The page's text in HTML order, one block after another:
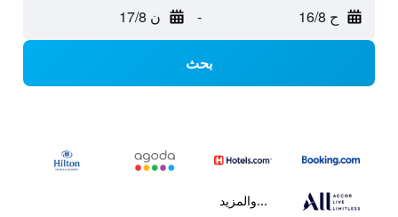
ح 16/8 - ن 17/8
بحث
...والمزيد